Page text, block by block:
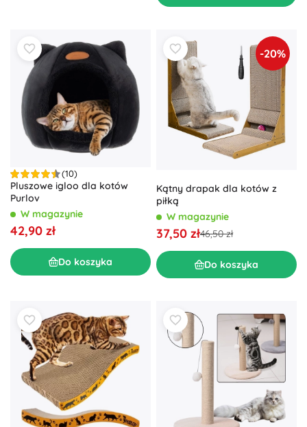
(10)
Pluszowe igloo dla kotów
Purlov
W magazynie
42,90 zł
Do koszyka
-20%
Kątny drapak dla kotów z
piłką
W magazynie
37,50 zł46,50 zł
Do koszyka